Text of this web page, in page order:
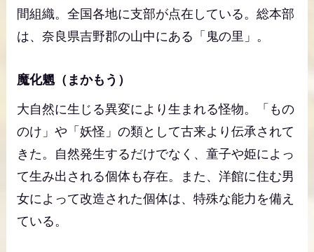
間組織。全国各地に支部が点在している。総本部
は、奈良県吉野郡の山中にある「鬼の里」。
魔化魍（まかもう）
大自然に生じる異変により生まれる怪物。「もの
のけ」や「妖怪」の類として古来より伝承されて
きた。自然発生するだけでなく、童子や姫によっ
て生み出される個体も存在。また、洋館に住む男
女によって改造された個体は、特殊な能力を備え
ている。